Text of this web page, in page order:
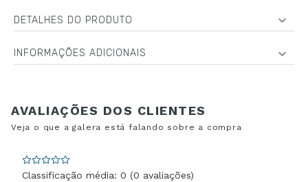
DETALHES DO PRODUTO
INFORMAÇÕES ADICIONAIS
Classificação média: 0 (0 avaliações)